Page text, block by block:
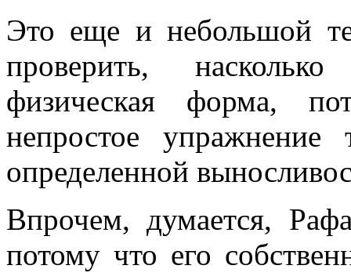
Это еще и небольшой
проверить,
физическая форма,
непростое
определенной
Впрочем, думается,
потому что его